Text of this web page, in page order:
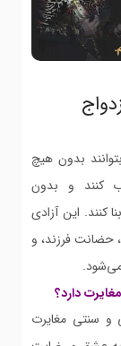
بدون هیچ
کنند و بدون
این آزادی
حضانت فرزند، و
دارد؟
و سنتی مغایرت